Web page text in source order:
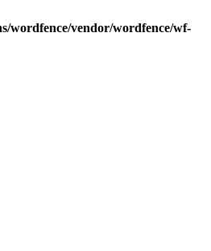
wordfence/vendor/wordfence/wf-